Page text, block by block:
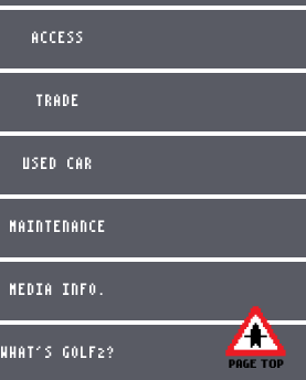
ACCESS
TRADE
USED CAR
MAINTENANCE
MEDIA INFO.
WHAT'S GOLF2?